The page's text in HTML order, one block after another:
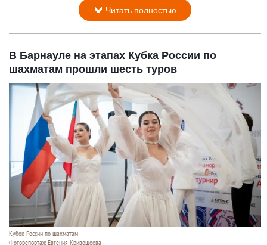
Читать полностью
В Барнауле на этапах Кубка России по
шахматам прошли шесть туров
Кубок России по шахматам
Фоторепортаж Евгения Кривошеева